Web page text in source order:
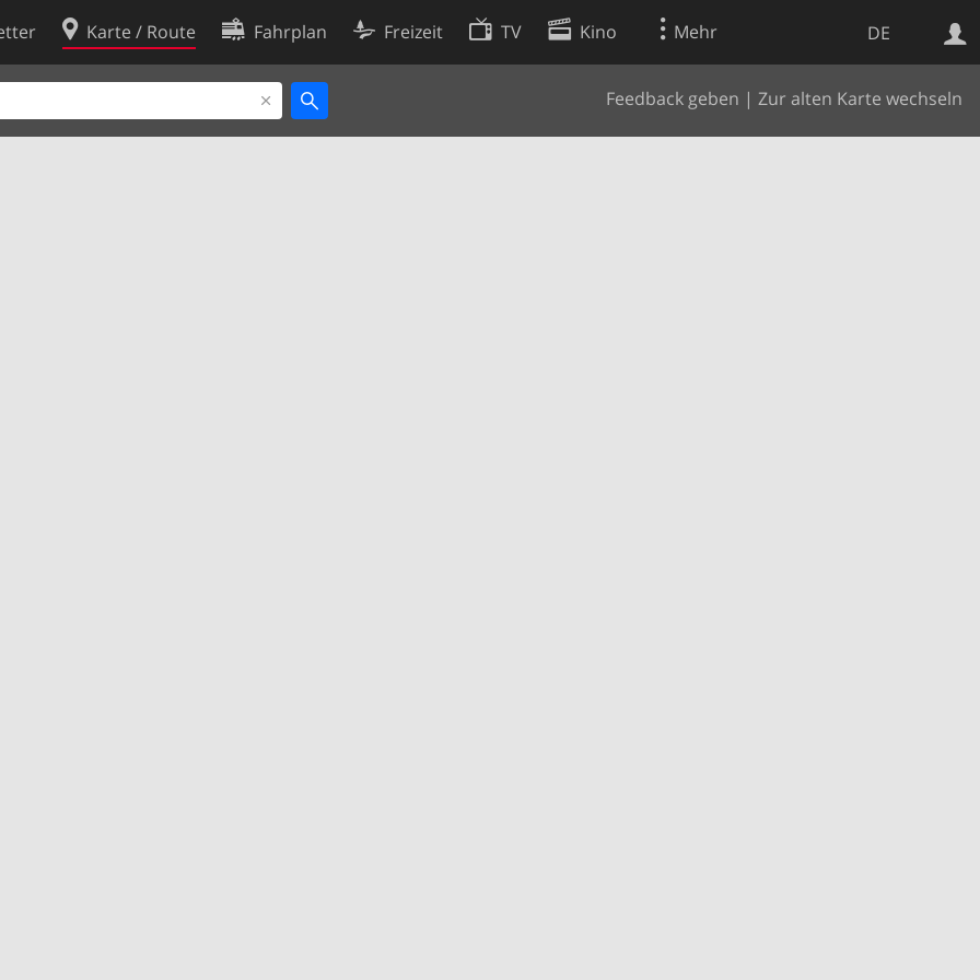
DE
Karte / Route Fahrplan Freizeit TV Kino Mehr
Feedback geben | Zur alten Karte wechseln
Websuche
Cookie-Richtlinie
Cookie-Einstellungen